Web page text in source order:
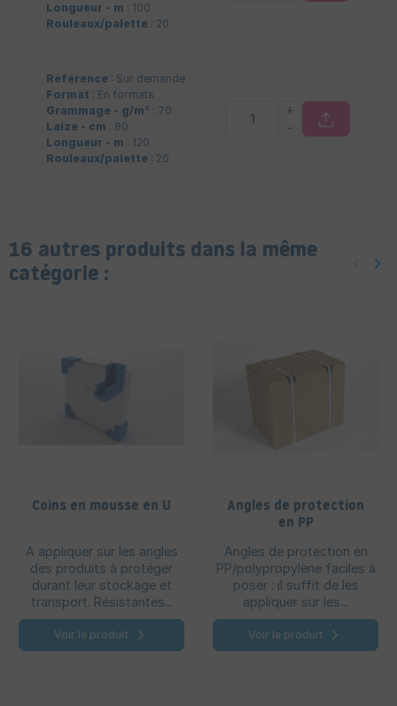
Longueur - m : 100
Rouleaux/palette : 20
Référence : Sur demande
Format : En formats
Grammage - g/m² : 70
Laize - cm : 80
Longueur - m : 120
Rouleaux/palette : 20
+
-
16 autres produits dans la même
catégorie :
keyboard_arrow_right
Coins en mousse en U
A appliquer sur les angles
des produits à protéger
durant leur stockage et
transport. Résistantes...
Voir le produit
Angles de protection
en PP
Angles de protection en
PP/polypropylène faciles à
poser : il suffit de les
appliquer sur les...
Voir le produit